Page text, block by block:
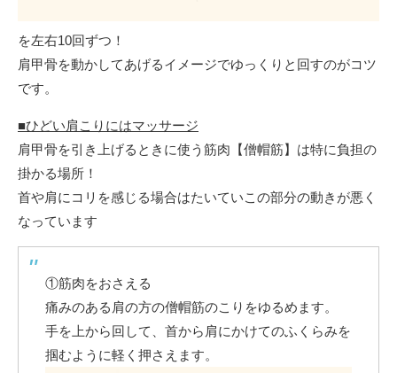
を左右10回ずつ！
肩甲骨を動かしてあげるイメージでゆっくりと回すのがコツ
です。
■ひどい肩こりにはマッサージ
肩甲骨を引き上げるときに使う筋肉【僧帽筋】は特に負担の
掛かる場所！
首や肩にコリを感じる場合はたいていこの部分の動きが悪く
なっています
①筋肉をおさえる
痛みのある肩の方の僧帽筋のこりをゆるめます。
手を上から回して、首から肩にかけてのふくらみを
掴むように軽く押さえます。